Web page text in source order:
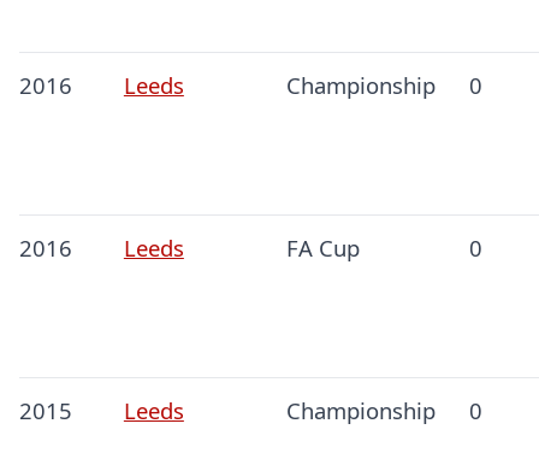
2016 Leeds Championship 0
2016 Leeds FA Cup 0
2015 Leeds Championship 0